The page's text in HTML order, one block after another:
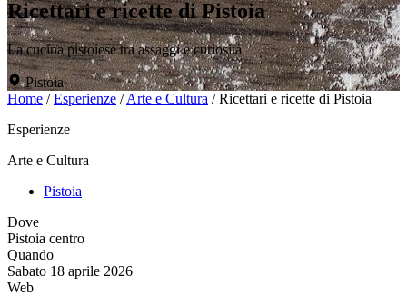
Ricettari e ricette di Pistoia
La cucina pistoiese tra assaggi e curiosità
Pistoia
Home /Esperienze /Arte e Cultura /Ricettari e ricette di Pistoia
Esperienze
Arte e Cultura
Pistoia
Dove
Pistoia centro
Quando
Sabato 18 aprile 2026
Web